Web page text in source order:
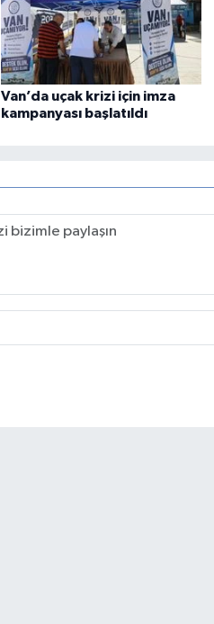
Van’da uçak krizi için imza
kampanyası başlatıldı